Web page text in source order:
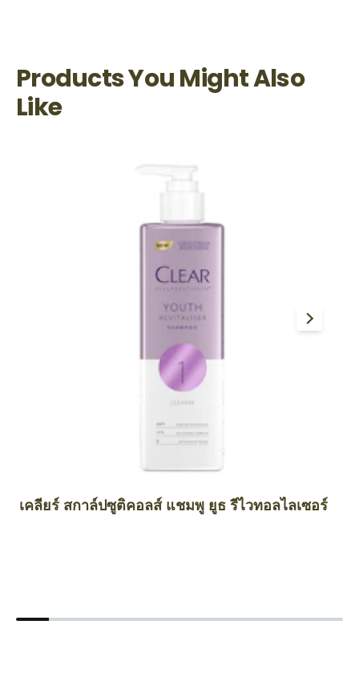
Products You Might Also
Like
เคลียร์ สกาล์ปซูติคอลส์ แชมพู ยูธ รีไวทอลไลเซอร์